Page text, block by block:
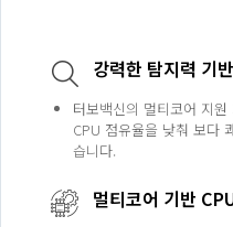
강력한 탐지력 기
터보백신의 멀티코어 지
CPU 점유율을 낮춰 보다
습니다.
멀티코어 기반